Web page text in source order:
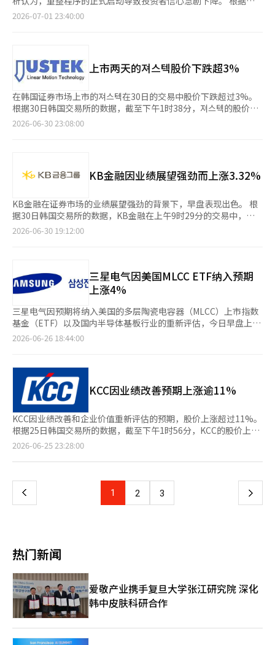
了反弹。英伟达（上涨4.06%）、美光（上涨4.92%）、闪迪（上
涨5.01%）、英特尔（上涨4.50%）等股票均出现上涨，而SK海力
上涨，科斯皮和科斯达克市场在开盘后启动了买入侧边车。通常情
况下，当股市表现强劲时，交易量的增加会带动经纪收益的扩大，
从而使证券股也随之上涨。※ 本报道经人工智能（AI）系统翻译与
编辑。
国交易所的数据，截至下午2时4分，内容产业中央的股价较前一交
理股票，并暂停了交易。随后，法院决定启动重整程序，交易于今
日恢复。 此前，首尔重整法院重整第二部（审判长郑俊英）于上
月30日决定对包括内容产业中央在内的中央控股、梅加盒子中央、
中央P&I等中央集团的四家公司启动重整程序。 重整程序将通过债
权人和利益相关者的调解，持续到年底。法院已通知各公司提交债
权人名单的截止日期、债权申报及调查期限、调查报告提交期限、
利益相关人说明会召开时间以及重整计划提交期限等。 根据安
于12月15日前提交重整计划。※ 本报道经人工智能（AI）系统翻
2026-07-01 23:40:00
上市两天的져스텍股价下跌超3%
在韩国证券市场上市的져스텍在30日的交易中股价下跌超过3%。
根据30日韩国交易所的数据，截至下午1时38分，져스텍的股价较
前一交易日下跌700韩元（3.99%），报16830韩元。当天股价开
导致股价回落。 成立于1999年的져스텍是一家电动机和发电机制
器、工业自动化、航空航天等多个行业提供零部件和解决方案。
尤金投资证券的研究员朴钟宣表示：“该公司基于国内首次自主开
发的线性电机原始技术，从电机、传感器、驱动器到控制器的部件
及系统，垂直整合并实现了超精密运动相关组件的商业化。” 此
与编辑。
2026-06-30 23:08:00
KB金融因业绩展望强劲而上涨3.32%
KB金融在证券市场的业绩展望强劲的背景下，早盘表现出色。 根
据30日韩国交易所的数据，KB金融在上午9时29分的交易中，较
前一交易日上涨5100韩元（3.32%），报158000韩元。当天股价
投资者情绪。 iM证券预计，KB金融2023年第二季度的归属于母公
司的净利润将同比增长7.3%，达到1.8656万亿韩元，超出市场预
期。目标股价为19万韩元，投资评级维持在“持有”。 iM证券的
研究员设龙镇表示：“银行的盈利能力稳健，加上最近资本市场的
活跃，KB金融拥有强大的证券子公司，能够在当前高利率和交易
量扩大的环境中展现出最佳的盈利能力。” 他还指出：“预计下
半年实施的实际损失管理补偿将使公司财产保险子公司的赔付金额
利。”同时，他认为，考虑到行业内顶级的资本实力，预计将进行
积极的股东回报，因此股价的下行刚性得到了充分保障。※ 本报
道经人工智能（AI）系统翻译与编辑。
2026-06-30 19:12:00
三星电气因美国MLCC ETF纳入预期
上涨4%
三星电气因预期将纳入美国的多层陶瓷电容器（MLCC）上市指数
基金（ETF）以及国内半导体基板行业的重新评估，今日早盘上涨
超过4%。 根据26日韩国交易所的数据，截至上午9时20分，三星
MLCC和印刷电路板（PCB）相关的ETF的推出，市场对其纳入的
预期有所反映。 美国资产管理公司Roundhill于17日向美国证券交
易委员会（SEC）提交了“MLCC&PCB ETF（CIRQ）”的证券注
册声明。该声明预计于8月31日生效。Roundhill表示，该产品计
划将相当一部分资金投资于亚洲股票，因此三星电气作为全球
MLCC市场的领先企业，其纳入的可能性受到关注。 证券界分析认
为，近期国内PCB行业整体的估值吸引力再次凸显。 梅里茨证券
的研究员杨胜洙在当天的报告中指出，过去一个月国内PCB行业的
股价表现不佳，相较于海外竞争对手，估值差距再次扩大，这被视
品线方面有所进展，传统产品的价格上涨也已得到确认，铜、金等
主要原材料价格的稳定预计将带来成本杠杆效应。”他分析
市场的地位。” 他补充道：“由于价格转嫁、成本杠杆和扩产动
仍持积极看法。”※ 本报道经人工智能（AI）系统翻译与编辑。
2026-06-26 18:44:00
KCC因业绩改善预期上涨逾11%
KCC因业绩改善和企业价值重新评估的预期，股价上涨超过11%。
根据25日韩国交易所的数据，截至下午1时56分，KCC的股价上涨
了5万5000韩元（11.48%），交易价格为53万4000韩元。当天股
强劲的上涨势头。虽然随后有所回落，但仍保持两位数的涨幅。
重新评估的积极看法，提升了投资者的信心。 新韩投资证券在当
天对KCC的评估中指出，目前股价未能充分反映主营业务的恢复和
润，投资资产价值的上升以及自家股票的回购将进一步推动企业价
值的重新评估。” 他特别提到：“三星物产等投资资产价值的上
升、自家股票的回购以及外资持股比例的上升都是积极因素。”并
补充道：“投资资产价值（8.6万亿韩元）大幅超过市值（4.1万亿
韩元），在股东回报政策的加强下，市场的评估标准有望发生变
化。”※ 本报道经人工智能（AI）系统翻译与编辑。
2026-06-25 23:28:00
上
页
1 2 3 下
热门新闻
爱敬产业携手复旦大学张江研究院 深化
韩中皮肤科研合作